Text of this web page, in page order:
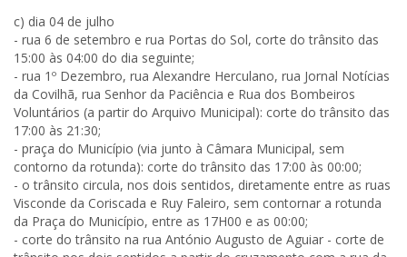
c) dia 04 de julho
- rua 6 de setembro e rua Portas do Sol, corte do trânsito das
15:00 às 04:00 do dia seguinte;
- rua 1º Dezembro, rua Alexandre Herculano, rua Jornal Notícias
da Covilhã, rua Senhor da Paciência e Rua dos Bombeiros
Voluntários (a partir do Arquivo Municipal): corte do trânsito das
17:00 às 21:30;
- praça do Município (via junto à Câmara Municipal, sem
contorno da rotunda): corte do trânsito das 17:00 às 00:00;
- o trânsito circula, nos dois sentidos, diretamente entre as ruas
Visconde da Coriscada e Ruy Faleiro, sem contornar a rotunda
da Praça do Município, entre as 17H00 e as 00:00;
- corte do trânsito na rua António Augusto de Aguiar - corte de